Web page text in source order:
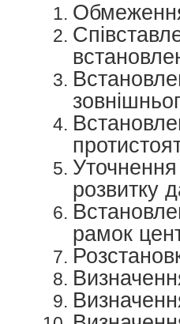
розвитку
рамок